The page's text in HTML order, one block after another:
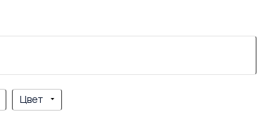
Цвет